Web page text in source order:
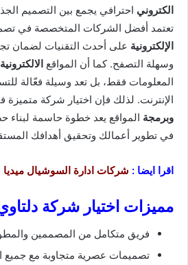
الكتروني احترافي يجمع بين التصميم
تعتمد أفضل الشركات المتخصصة في
الإلكترونية على أحدث التقنيات لضمان
وسهلة التصفح. كما أن المواقع الالكترونية
المعلومات فقط، بل تعد وسيلة فعّالة
الإنترنت. لذلك فإن اختيار شركة
وبرمجة المواقع يعد خطوة حاسمة
في تطوير أعمالك وتحقيق أهدافك
اقرا ايضا : شركات ادارة السوشيال ميديا
مميزات اختيار شركة
فريق متكامل من المصممين
تصميمات عصرية متجاوبة مع جميع